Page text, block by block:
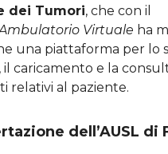
dei Tumori, che con il
Virtuale ha
una piattaforma per lo
il caricamento e la
relativi al paziente.
dell’AUSL di